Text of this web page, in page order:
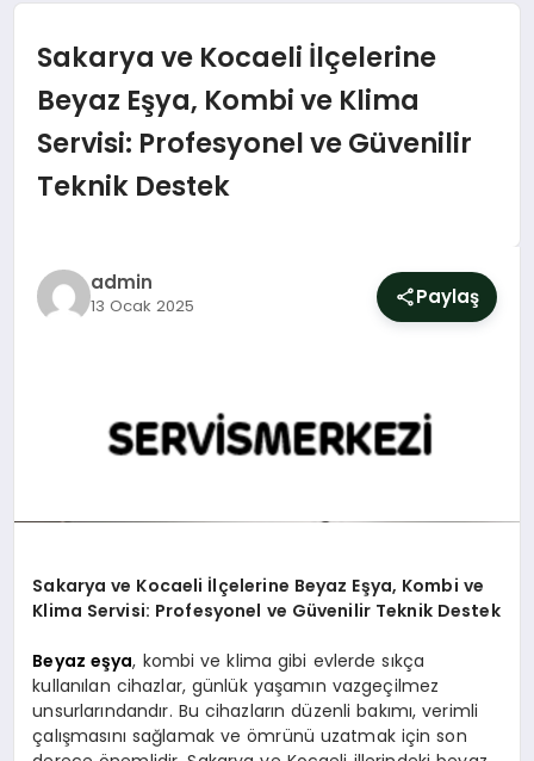
MAGAZIN
YAŞAM
Sakarya ve Kocaeli İlçelerine
Beyaz Eşya, Kombi ve Klima
Servisi: Profesyonel ve Güvenilir
Teknik Destek
admin
13 Ocak 2025 Paylaş
Sakarya ve Kocaeli İlçelerine Beyaz Eşya, Kombi ve
Klima Servisi: Profesyonel ve Güvenilir Teknik Destek
Beyaz eşya, kombi ve klima gibi evlerde sıkça
kullanılan cihazlar, günlük yaşamın vazgeçilmez
unsurlarındandır. Bu cihazların düzenli bakımı, verimli
çalışmasını sağlamak ve ömrünü uzatmak için son